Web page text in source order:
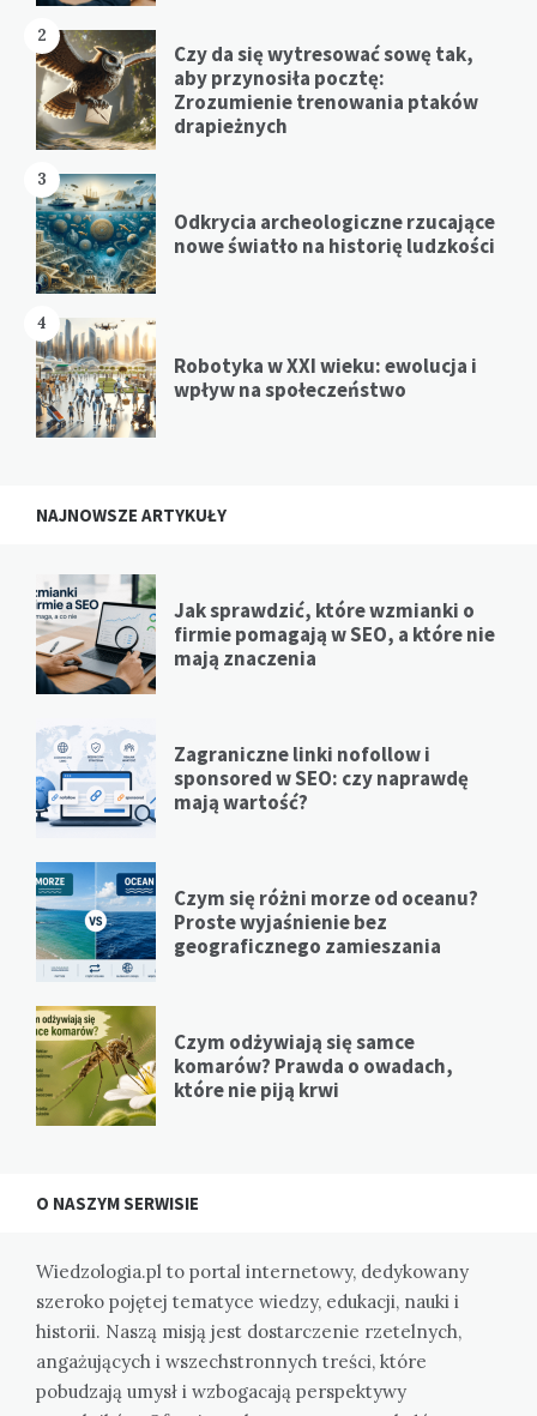
2
Czy da się wytresować sowę tak,
aby przynosiła pocztę:
Zrozumienie trenowania ptaków
drapieżnych
3
Odkrycia archeologiczne rzucające
nowe światło na historię ludzkości
4
Robotyka w XXI wieku: ewolucja i
wpływ na społeczeństwo
NAJNOWSZE ARTYKUŁY
Jak sprawdzić, które wzmianki o
firmie pomagają w SEO, a które nie
mają znaczenia
Zagraniczne linki nofollow i
sponsored w SEO: czy naprawdę
mają wartość?
Czym się różni morze od oceanu?
Proste wyjaśnienie bez
geograficznego zamieszania
Czym odżywiają się samce
komarów? Prawda o owadach,
które nie piją krwi
O NASZYM SERWISIE
Wiedzologia.pl to portal internetowy, dedykowany
szeroko pojętej tematyce wiedzy, edukacji, nauki i
historii. Naszą misją jest dostarczenie rzetelnych,
angażujących i wszechstronnych treści, które
pobudzają umysł i wzbogacają perspektywy